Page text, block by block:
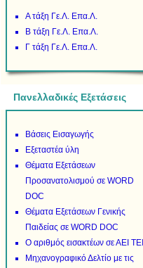
Α τάξη Γε.Λ. Επα.Λ.
Β τάξη Γε.Λ. Επα.Λ.
Γ τάξη Γε.Λ. Επα.Λ.
Πανελλαδικές Εξετάσεις
Βάσεις Εισαγωγής
Εξεταστέα ύλη
Θέματα Εξετάσεων
Προσανατολισμού σε WORD
DOC
Θέματα Εξετάσεων Γενικής
Παιδείας σε WORD DOC
Ο αριθμός εισακτέων σε ΑΕΙ ΤΕΙ
Μηχανογραφικό Δελτίο με τις